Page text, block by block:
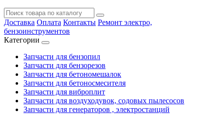
Доставка Оплата Контакты Ремонт электро,
бензоинструментов
Категории
Запчасти для бензопил
Запчасти для бензорезов
Запчасти для бетономешалок
Запчасти для бетоносмесителя
Запчасти для виброплит
Запчасти для воздуходувок, содовых пылесосов
Запчасти для генераторов , электростанций